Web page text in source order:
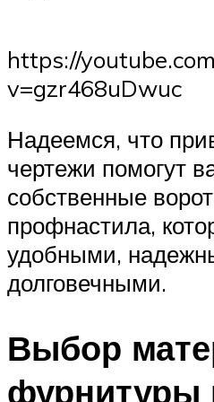
https://
v=gzr468uDwuc
Надеемся, что
чертежи помогут
собственные
профнастила,
удобными,
долговечными.
Выбор
фурнитуры